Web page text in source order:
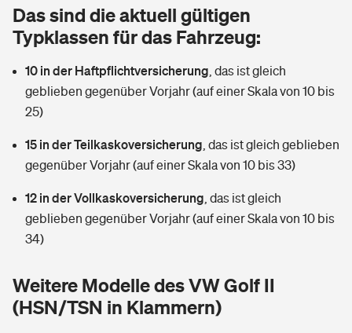
Tools
Wer versichert was: Jetzt Versicherer finden
Sie haben Fragen?
Glasversicherung
Mietkautionsversicherung
Restkreditversicherung
Tools
Hochwasser-Check: Wie gefährdet ist Ihr Haus?
Kinderunfall­ver­si­che­rung
Kinderinvalidität
Hundehalter-Haftpflicht
Handyversicherung
Private Cyberversicherung
Dread-Disease-Versicherung
Tierkrankenversicherung
Zur Übersicht
Tools
Wer versichert was: Jetzt Versicherer finden
Rentenrechner: Wie viel Geld bekomme ich im Alter?
Das sind die aktuell gültigen
Typklassen für das Fahrzeug:
10 in der Haftpflichtversicherung das ist gleich
geblieben gegenüber Vorjahr (auf einer Skala von 10 bis
25)
15 in der Teilkaskoversicherung das ist gleich geblieben
gegenüber Vorjahr (auf einer Skala von 10 bis 33)
12 in der Vollkaskoversicherung das ist gleich
geblieben gegenüber Vorjahr (auf einer Skala von 10 bis
34)
Weitere Modelle des VW Golf II
(HSN/TSN in Klammern)